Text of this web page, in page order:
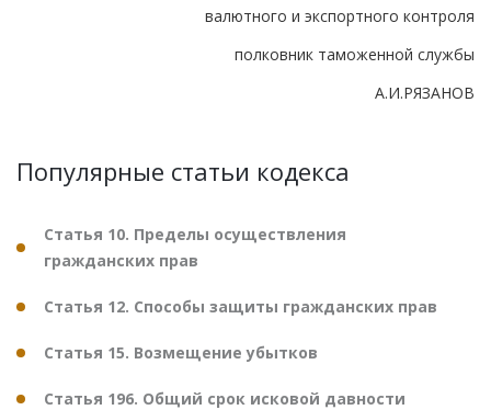
валютного и экспортного контроля
полковник таможенной службы
А.И.РЯЗАНОВ
Популярные статьи кодекса
Статья 10. Пределы осуществления
гражданских прав
Статья 12. Способы защиты гражданских прав
Статья 15. Возмещение убытков
Статья 196. Общий срок исковой давности